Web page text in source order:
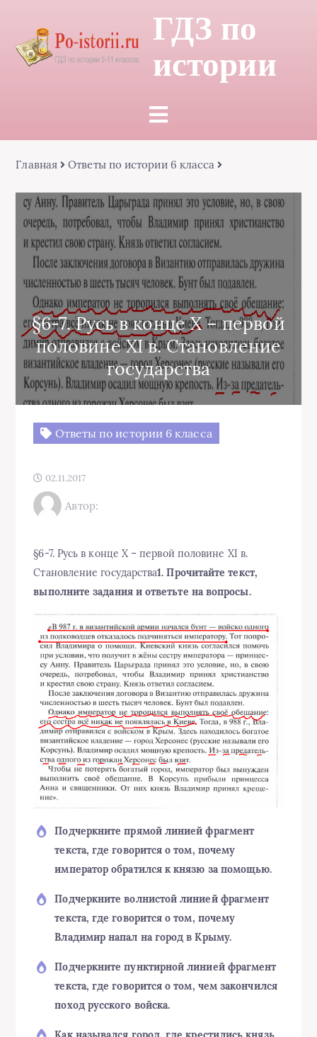
ГДЗ по
истории
Главная Ответы по истории 6 класса
§6-7. Русь в конце X – первой
половине XI в. Становление
государства
Ответы по истории 6 класса
02.11.2017
Автор:
§6-7. Русь в конце X – первой половине XI в.
Становление государства1. Прочитайте текст,
выполните задания и ответьте на вопросы.
Подчеркните прямой линией фрагмент
текста, где говорится о том, почему
император обратился к князю за помощью.
Подчеркните волнистой линией фрагмент
текста, где говорится о том, почему
Владимир напал на город в Крыму.
Подчеркните пунктирной линией фрагмент
текста, где говорится о том, чем закончился
поход русского войска.